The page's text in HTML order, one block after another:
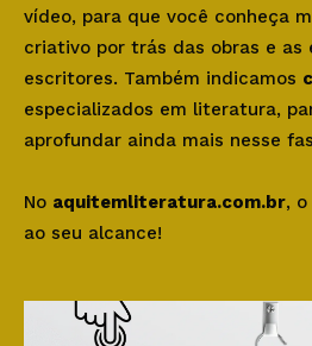
vídeo, para que você conheça
criativo por trás das obras e as
escritores. Também indicamos
especializados em literatura,
aprofundar ainda mais nesse
No aquitemliteratura.com.br,
ao seu alcance!